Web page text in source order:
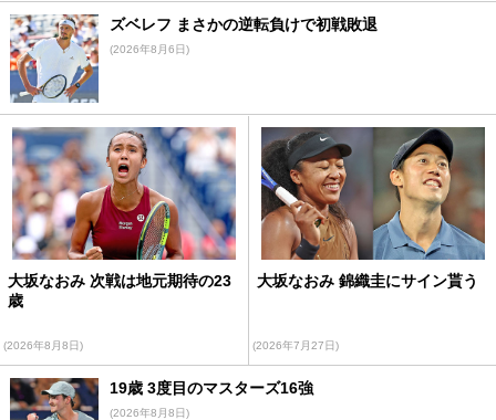
ズベレフ まさかの逆転負けで初戦敗退
(2026年8月6日)
大坂なおみ 次戦は地元期待の23
歳
(2026年8月8日)
大坂なおみ 錦織圭にサイン貰う
(2026年7月27日)
19歳 3度目のマスターズ16強
(2026年8月8日)